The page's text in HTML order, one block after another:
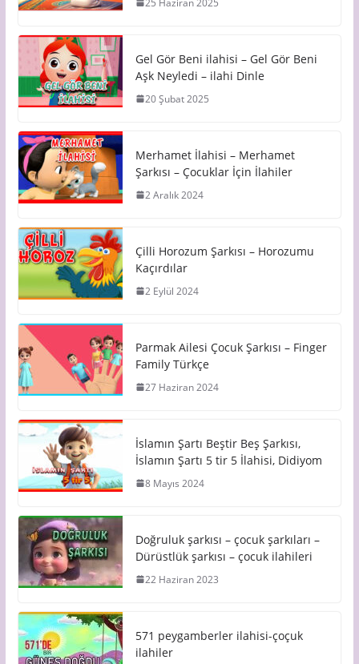
Gel Gör Beni ilahisi – Gel Gör Beni
Aşk Neyledi – ilahi Dinle
20 Şubat 2025
Merhamet İlahisi – Merhamet
Şarkısı – Çocuklar İçin İlahiler
2 Aralık 2024
Çilli Horozum Şarkısı – Horozumu
Kaçırdılar
2 Eylül 2024
Parmak Ailesi Çocuk Şarkısı – Finger
Family Türkçe
27 Haziran 2024
İslamın Şartı Beştir Beş Şarkısı,
İslamın Şartı 5 tir 5 İlahisi, Didiyom
8 Mayıs 2024
Doğruluk şarkısı – çocuk şarkıları –
Dürüstlük şarkısı – çocuk ilahileri
22 Haziran 2023
571 peygamberler ilahisi-çoçuk
ilahiler